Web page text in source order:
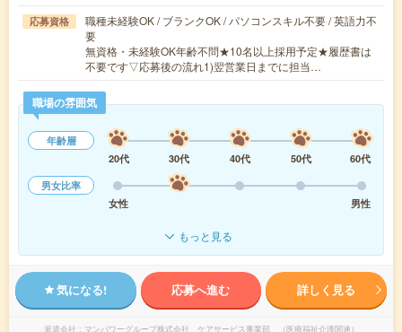
応募資格
職種未経験OK / ブランクOK / パソコンスキル不要 / 英語力不
要
無資格・未経験OK年齢不問★10名以上採用予定★履歴書は
不要です▽応募後の流れ1)翌営業日までに担当…
職場の雰囲気
年齢層
20代
30代 40代 50代
60代
男女比率
女性
男性
もっと見る
気になる! 応募へ進む 詳しく見る
派遣会社 マンパワーグループ株式会社 ケアサービス事業部 （医療福祉介護関連）